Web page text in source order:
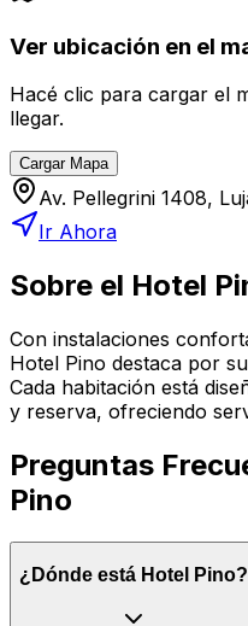
Ver ubicación en el
Hacé clic para cargar el
llegar.
Cargar Mapa
Av. Pellegrini 1408,
Ir Ahora
Sobre el Hotel
Con instalaciones
Hotel Pino destaca por
Cada habitación está
y reserva, ofreciendo
Preguntas
Pino
¿Dónde está Hotel Pino?